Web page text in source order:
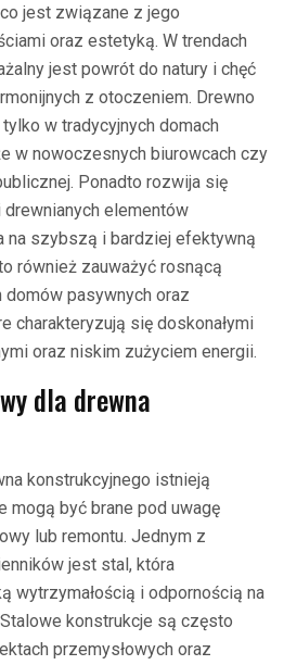
jest związane z jego
oraz estetyką. W trendach
jest powrót do natury i chęć
z otoczeniem. Drewno
w tradycyjnych domach
w nowoczesnych biurowcach czy
Ponadto rozwija się
elementów
na szybszą i bardziej efektywną
również zauważyć rosnącą
domów pasywnych oraz
charakteryzują się doskonałymi
oraz niskim zużyciem energii.
dla drewna
konstrukcyjnego istnieją
mogą być brane pod uwagę
lub remontu. Jednym z
jest stal, która
wytrzymałością i odpornością na
konstrukcje są często
przemysłowych oraz